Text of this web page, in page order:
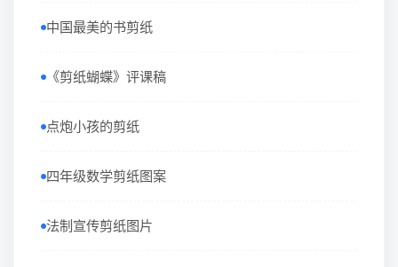
中国最美的书剪纸
《剪纸蝴蝶》评课稿
点炮小孩的剪纸
四年级数学剪纸图案
法制宣传剪纸图片